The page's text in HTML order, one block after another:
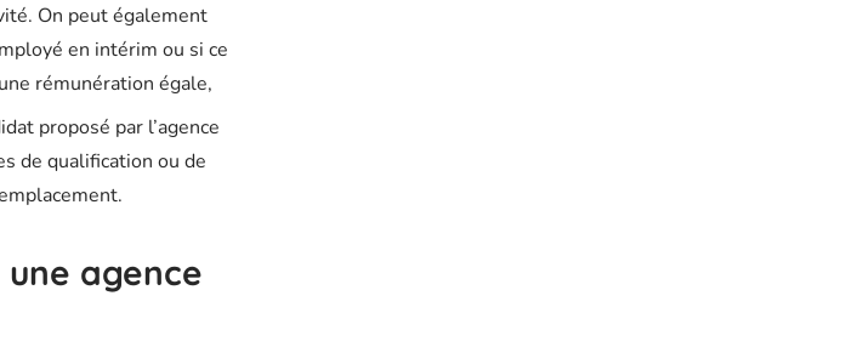
On peut également
en intérim ou si ce
rémunération égale,
proposé par l’agence
de qualification ou de
agence